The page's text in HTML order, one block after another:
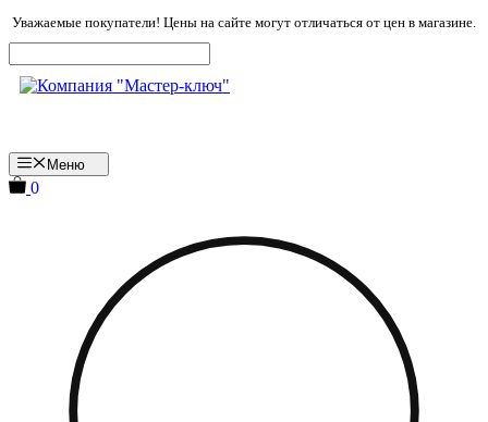
Перейти
к
содержимому
Уважаемые покупатели! Цены на сайте могут отличаться от цен в магазине.
Меню
0